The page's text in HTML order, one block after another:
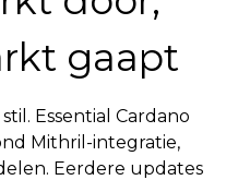
gaapt
Essential Cardano
Mithril-integratie,
Eerdere updates